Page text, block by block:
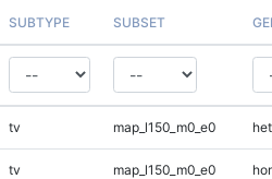
SUBTYPE SUBSET
tv map_l150_m0_e0
tv map_l150_m0_e0